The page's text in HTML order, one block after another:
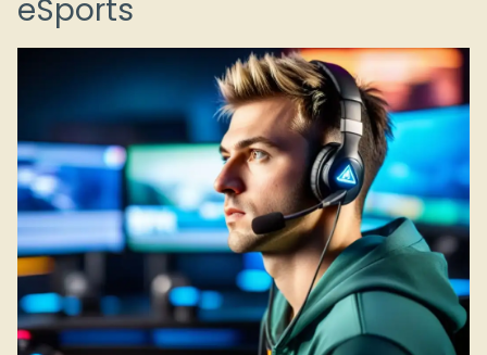
eSports